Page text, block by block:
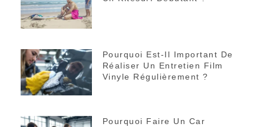
Pourquoi Est-Il Important De
Réaliser Un Entretien Film
Vinyle Régulièrement ?
Pourquoi Faire Un Car